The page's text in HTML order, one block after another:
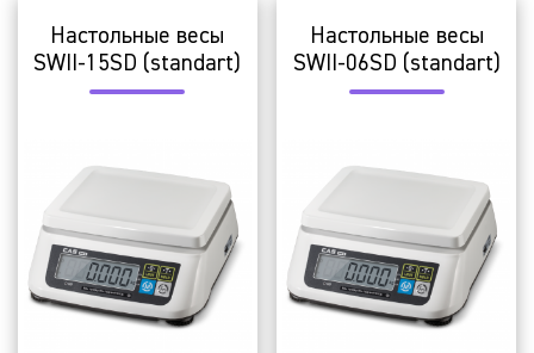
Настольные весы
SWII-15SD (standart)
Настольные весы
SWII-06SD (standart)